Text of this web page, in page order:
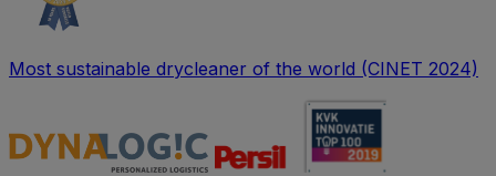
Most sustainable drycleaner of the world (CINET 2024)